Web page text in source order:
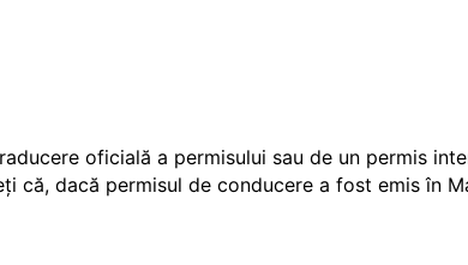
oficială a permisului sau de un permis
că, dacă permisul de conducere a fost emis în